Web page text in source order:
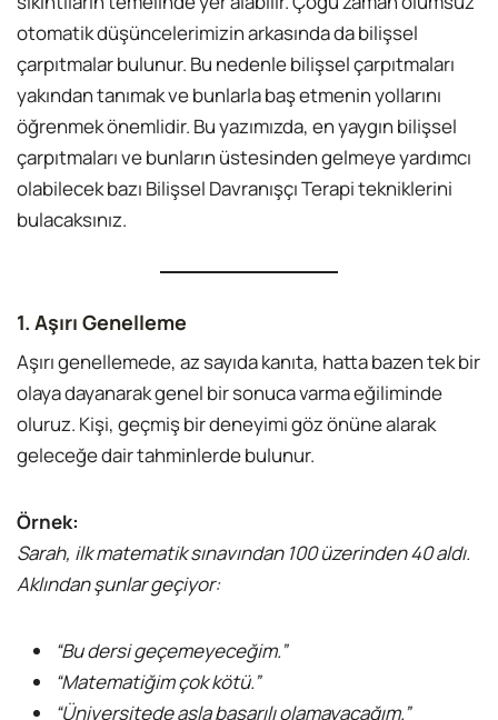
otomatik düşüncelerimizin arkasında da bilişsel
çarpıtmalar bulunur. Bu nedenle bilişsel çarpıtmaları
yakından tanımak ve bunlarla baş etmenin yollarını
öğrenmek önemlidir. Bu yazımızda, en yaygın bilişsel
çarpıtmaları ve bunların üstesinden gelmeye yardımcı
olabilecek bazı Bilişsel Davranışçı Terapi tekniklerini
bulacaksınız.
1. Aşırı Genelleme
Aşırı genellemede, az sayıda kanıta, hatta bazen tek bir
olaya dayanarak genel bir sonuca varma eğiliminde
oluruz. Kişi, geçmiş bir deneyimi göz önüne alarak
geleceğe dair tahminlerde bulunur.
Örnek:
Sarah, ilk matematik sınavından 100 üzerinden 40 aldı.
Aklından şunlar geçiyor:
“Bu dersi geçemeyeceğim.”
“Matematiğim çok kötü.”
“Üniversitede asla başarılı olamayacağım.”